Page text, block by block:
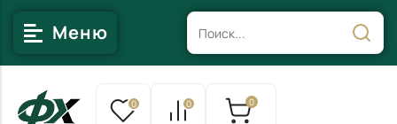
Меню
0 0 0